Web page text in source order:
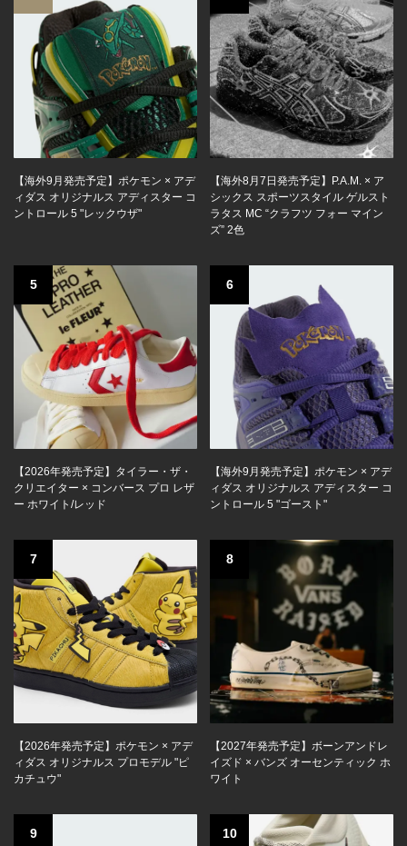
【海外9月発売予定】ポケモン × アデ
ィダス オリジナルス アディスター コ
ントロール 5 "レックウザ"
【海外8月7日発売予定】P.A.M. × ア
シックス スポーツスタイル ゲルスト
ラタス MC “クラフツ フォー マイン
ズ” 2色
5
【2026年発売予定】タイラー・ザ・
クリエイター × コンバース プロ レザ
ー ホワイト/レッド
6
【海外9月発売予定】ポケモン × アデ
ィダス オリジナルス アディスター コ
ントロール 5 "ゴースト"
7
【2026年発売予定】ポケモン × アデ
ィダス オリジナルス プロモデル "ピ
カチュウ"
8
【2027年発売予定】ボーンアンドレ
イズド × バンズ オーセンティック ホ
ワイト
9 10